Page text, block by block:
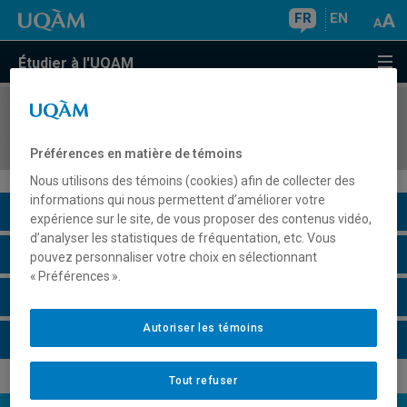
FR EN
Étudier à l'UQAM
COURS//
Description du cours
Horaire - Été 2026
Préférences en matière de témoins
Nous utilisons des témoins (cookies) afin de collecter des
informations qui nous permettent d’améliorer votre
expérience sur le site, de vous proposer des contenus vidéo,
d’analyser les statistiques de fréquentation, etc. Vous
pouvez personnaliser votre choix en sélectionnant
« Préférences ».
Tout refuser
Autoriser les témoins